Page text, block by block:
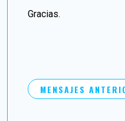
Gracias.
MENSAJES